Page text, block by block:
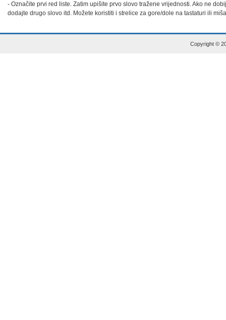
- Označite prvi red liste. Zatim upišite prvo slovo tražene vrijednosti. Ako ne
dodajte drugo slovo itd. Možete koristiti i strelice za gore/dole na tastaturi ili
Copyright ©